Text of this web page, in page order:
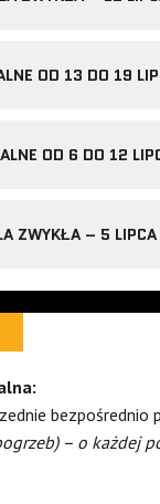
OD 13 DO 19
OD 6 DO 12
ZWYKŁA – 5
bezpośrednio
– o każdej